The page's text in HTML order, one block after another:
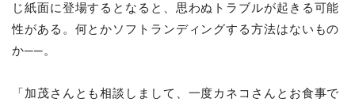
じ紙面に登場するとなると、思わぬトラブルが起きる可能
性がある。何とかソフトランディングする方法はないもの
か──。
「加茂さんとも相談しまして、一度カネコさんとお食事で